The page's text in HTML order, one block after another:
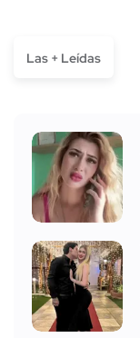
Las + Leídas